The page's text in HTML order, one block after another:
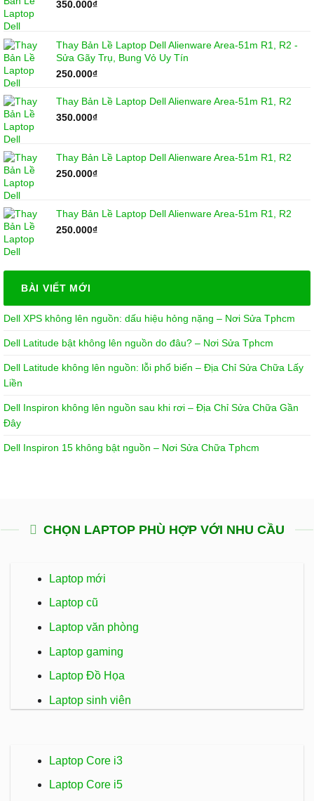
350.000₫
Thay Bản Lề Laptop Dell Alienware Area-51m R1, R2 -
Sửa Gãy Trụ, Bung Vỏ Uy Tín
250.000₫
Thay Bản Lề Laptop Dell Alienware Area-51m R1, R2
350.000₫
Thay Bản Lề Laptop Dell Alienware Area-51m R1, R2
250.000₫
Thay Bản Lề Laptop Dell Alienware Area-51m R1, R2
250.000₫
BÀI VIẾT MỚI
Dell XPS không lên nguồn: dấu hiệu hỏng nặng – Nơi Sửa Tphcm
Dell Latitude bật không lên nguồn do đâu? – Nơi Sửa Tphcm
Dell Latitude không lên nguồn: lỗi phổ biến – Địa Chỉ Sửa Chữa Lấy
Liền
Dell Inspiron không lên nguồn sau khi rơi – Địa Chỉ Sửa Chữa Gần
Đây
Dell Inspiron 15 không bật nguồn – Nơi Sửa Chữa Tphcm
CHỌN LAPTOP PHÙ HỢP VỚI NHU CẦU
Laptop mới
Laptop cũ
Laptop văn phòng
Laptop gaming
Laptop Đồ Họa
Laptop sinh viên
Laptop Core i3
Laptop Core i5